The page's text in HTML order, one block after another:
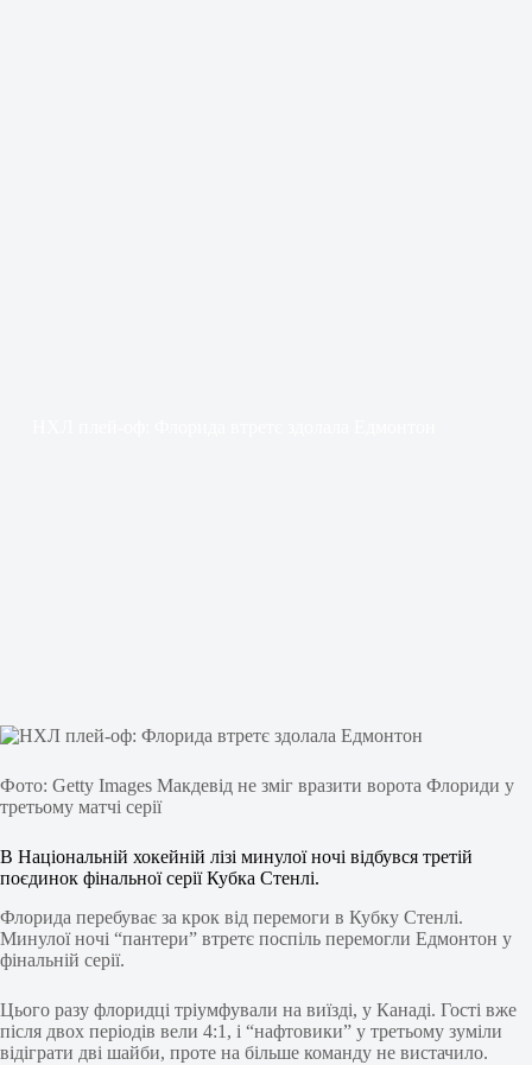
Фото: Getty Images Макдевід не зміг вразити ворота Флориди у
третьому матчі серії
В Національній хокейній лізі минулої ночі відбувся третій
поєдинок фінальної серії Кубка Стенлі.
Флорида перебуває за крок від перемоги в Кубку Стенлі.
Минулої ночі “пантери” втретє поспіль перемогли Едмонтон у
фінальній серії.
Цього разу флоридці тріумфували на виїзді, у Канаді. Гості вже
після двох періодів вели 4:1, і “нафтовики” у третьому зуміли
відіграти дві шайби, проте на більше команду не вистачило.